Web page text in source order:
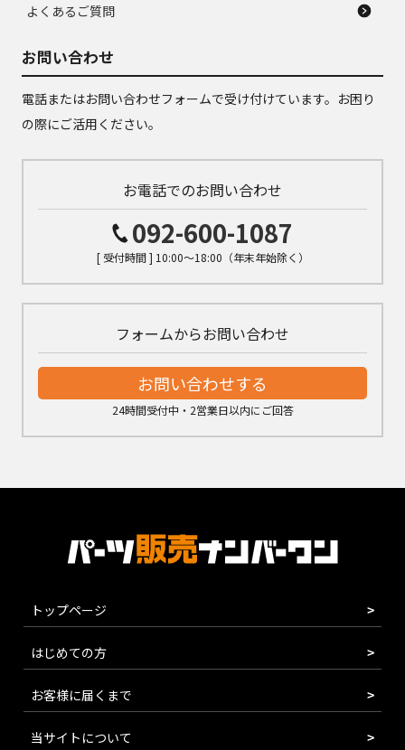
よくあるご質問
お問い合わせ
電話またはお問い合わせフォームで受け付けています。お困り
の際にご活用ください。
お電話でのお問い合わせ
092-600-1087
[ 受付時間 ] 10:00～18:00（年末年始除く）
フォームからお問い合わせ
お問い合わせする
24時間受付中・2営業日以内にご回答
トップページ
はじめての方
お客様に届くまで
当サイトについて